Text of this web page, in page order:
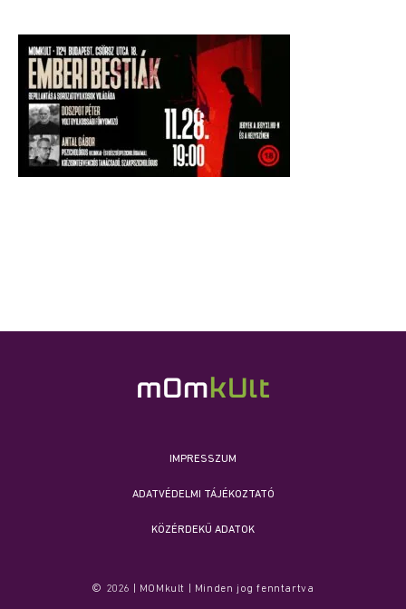
IMPRESSZUM
ADATVÉDELMI TÁJÉKOZTATÓ
KÖZÉRDEKŰ ADATOK
© 2026 | MOMkult | Minden jog fenntartva